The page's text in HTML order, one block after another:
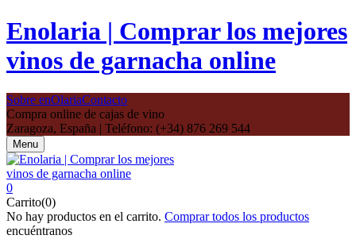
Enolaria | Comprar los mejores
vinos de garnacha online
Sobre enOlariaContacto
Compra online de cajas de vino
Zaragoza, España | Teléfono: (+34) 876 269 544
Menu
0
Carrito(0)
No hay productos en el carrito. Comprar todos los productos
encuéntranos